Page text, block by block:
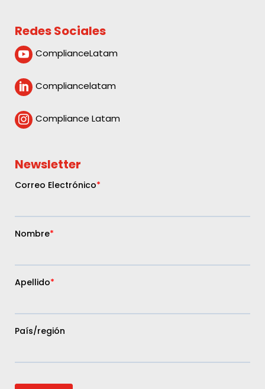
Redes Sociales
 ComplianceLatam
 Compliancelatam
 Compliance Latam
Newsletter